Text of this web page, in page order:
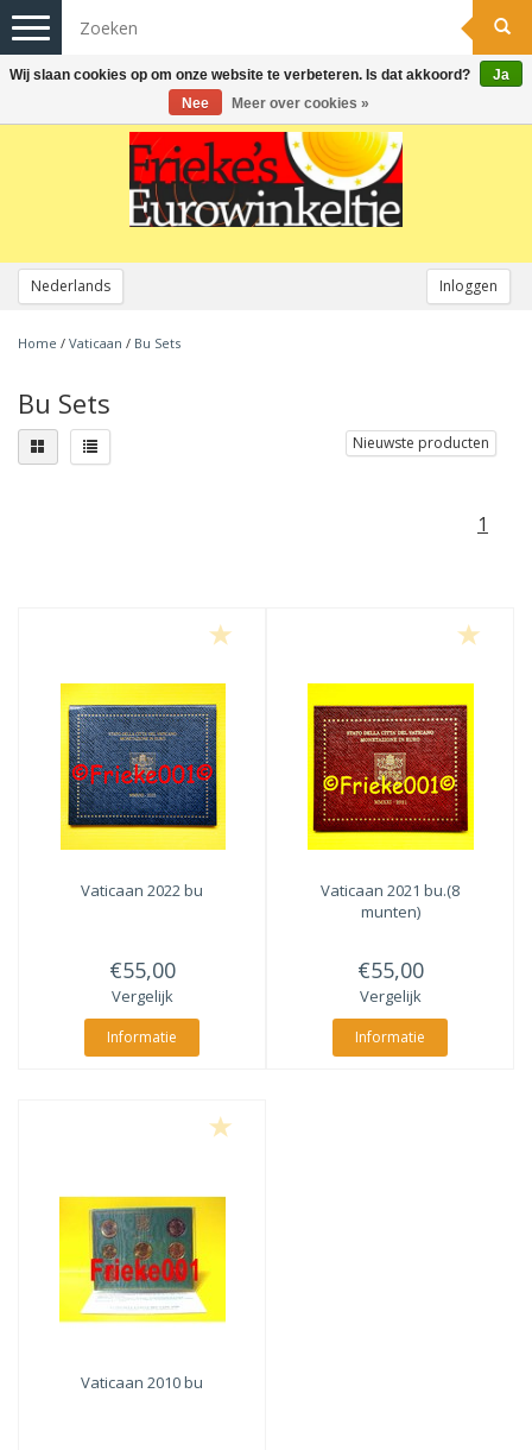
Nederlands Inloggen
Toggle
navigation
Home / Vaticaan / Bu Sets
Bu Sets
Nieuwste producten
1
Vaticaan 2022 bu
€55,00
Vergelijk
Informatie
Vaticaan 2021 bu.(8
munten)
€55,00
Vergelijk
Informatie
Vaticaan 2010 bu
Wij slaan cookies op om onze website te verbeteren. Is dat akkoord?
Ja
Nee
Meer over cookies »